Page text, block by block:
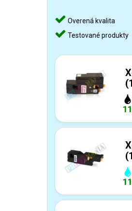
Overená kvalita
Testované produkty